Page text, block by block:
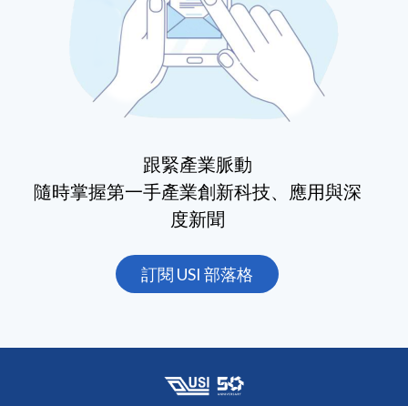
跟緊產業脈動
隨時掌握第一手產業創新科技、應用與深
度新聞
訂閱 USI 部落格